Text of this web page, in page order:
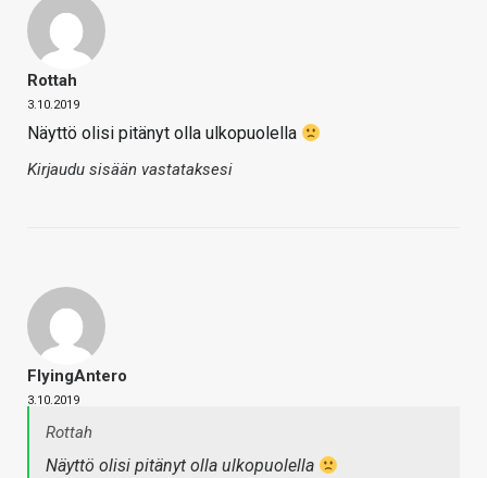
Rottah
3.10.2019
Näyttö olisi pitänyt olla ulkopuolella
Kirjaudu sisään vastataksesi
FlyingAntero
3.10.2019
Rottah
Näyttö olisi pitänyt olla ulkopuolella